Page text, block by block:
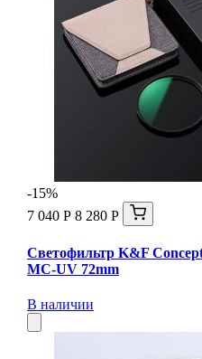
-15%
7 040 Р 8 280 Р
Светофильтр K&F
MC-UV 72mm
В наличии